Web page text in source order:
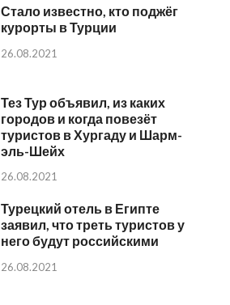
Стало известно, кто поджёг
курорты в Турции
26.08.2021
Тез Тур объявил, из каких
городов и когда повезёт
туристов в Хургаду и Шарм-
эль-Шейх
26.08.2021
Турецкий отель в Египте
заявил, что треть туристов у
него будут российскими
26.08.2021